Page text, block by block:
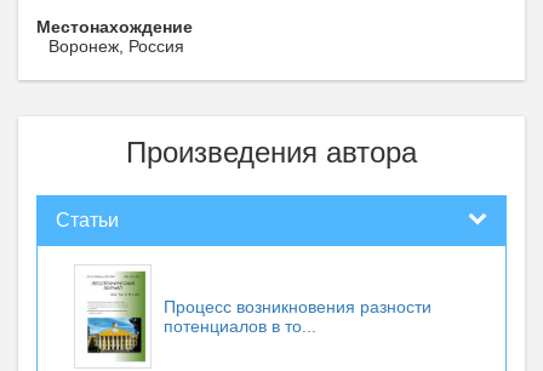
Местонахождение
Воронеж, Россия
Произведения автора
Статьи
Процесс возникновения разности
потенциалов в то...